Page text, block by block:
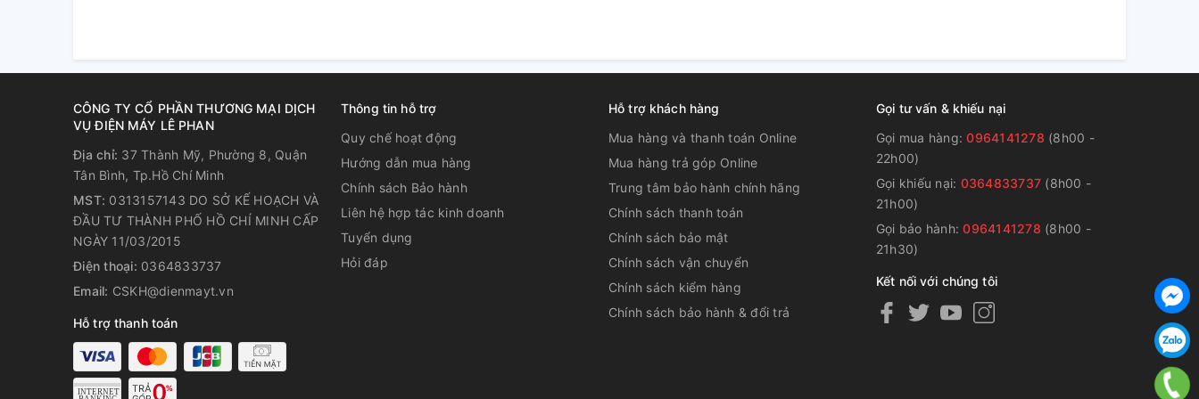
CÔNG TY CỔ PHẦN THƯƠNG MẠI DỊCH
VỤ ĐIỆN MÁY LÊ PHAN
Địa chỉ: 37 Thành Mỹ, Phường 8, Quận
Tân Bình, Tp.Hồ Chí Minh
MST: 0313157143 DO SỞ KẾ HOẠCH VÀ
ĐẦU TƯ THÀNH PHỐ HỒ CHÍ MINH CẤP
NGÀY 11/03/2015
Điện thoại: 0364833737
Email: CSKH@dienmayt.vn
Hỗ trợ thanh toán
Thông tin hỗ trợ
Quy chế hoạt động
Hướng dẫn mua hàng
Chính sách Bảo hành
Liên hệ hợp tác kinh doanh
Tuyển dụng
Hỏi đáp
Hỗ trợ khách hàng
Mua hàng và thanh toán Online
Mua hàng trả góp Online
Trung tâm bảo hành chính hãng
Chính sách thanh toán
Chính sách bảo mật
Chính sách vận chuyển
Chính sách kiểm hàng
Chính sách bảo hành & đổi trả
Gọi tư vấn & khiếu nại
Gọi mua hàng:0964141278 (8h00 -
22h00)
Gọi khiếu nại: 0364833737 (8h00 -
21h00)
Gọi bảo hành:0964141278 (8h00 -
21h30)
Kết nối với chúng tôi